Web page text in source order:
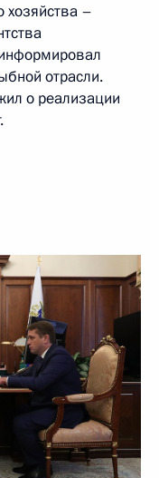
хозяйства –
отрасли.
о реализации